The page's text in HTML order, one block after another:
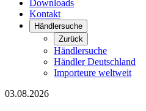
Downloads
Kontakt
Händlersuche
Zurück
Händlersuche
Händler Deutschland
Importeure weltweit
03.08.2026